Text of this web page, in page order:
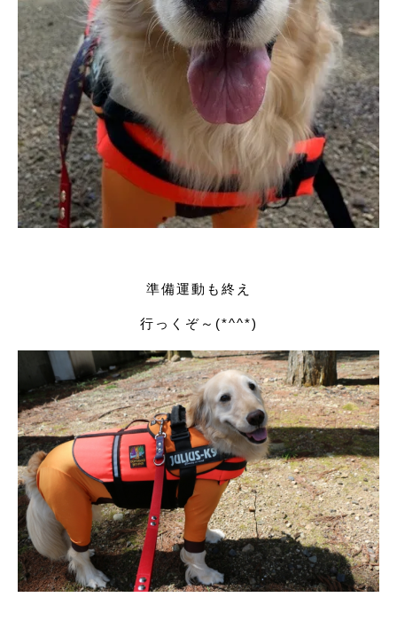
準備運動も終え
行っくぞ～(*^^*)